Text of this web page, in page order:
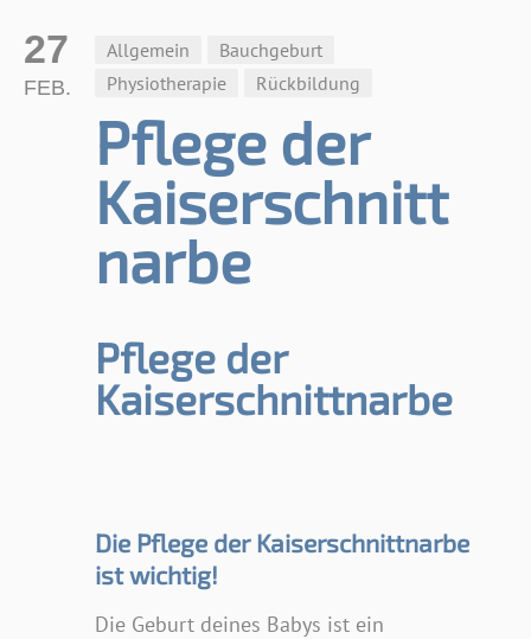
Allgemein
Bauchgeburt
Physiotherapie
Rückbildung
Pflege der
Kaiserschnitt
narbe
Pflege der
Kaiserschnittnarbe
Die Pflege der Kaiserschnittnarbe
ist wichtig!
Die Geburt deines Babys ist ein
27
FEB.